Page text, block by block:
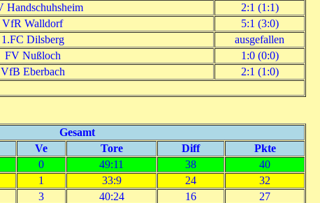
Handschuhsheim
2:1 (1:1)
VfR Walldorf
5:1 (3:0)
1.FC Dilsberg
ausgefallen
FV Nußloch
1:0 (0:0)
VfB Eberbach
2:1 (1:0)
Gesamt
Ve Tore Diff
Pkte
0 49:11 38
40
1 33:9 24
32
3 40:24 16
27